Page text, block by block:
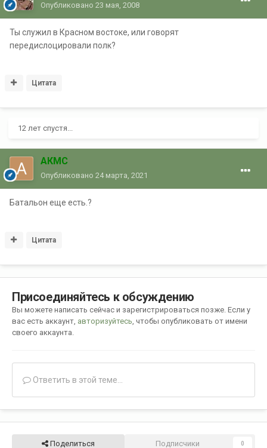
Опубликовано 23 мая, 2008
Ты служил в Красном востоке, или говорят
передислоцировали полк?
Цитата
12 лет спустя...
АКМС
Опубликовано 24 марта, 2021
Батальон еще есть.?
Цитата
Присоединяйтесь к обсуждению
Вы можете написать сейчас и зарегистрироваться позже. Если у
вас есть аккаунт, авторизуйтесь, чтобы опубликовать от имени
своего аккаунта.
Ответить в этой теме...
Поделиться Подписчики 0